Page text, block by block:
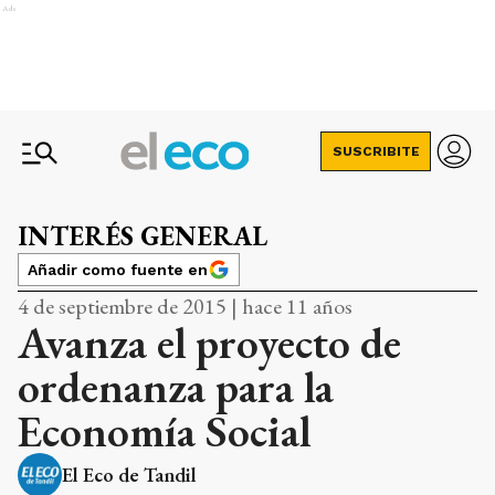
Ads
SUSCRIBITE
INTERÉS GENERAL
Añadir como fuente en
4 de septiembre de 2015 | hace 11 años
Avanza el proyecto de
ordenanza para la
Economía Social
El Eco de Tandil